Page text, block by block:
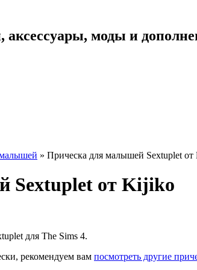
аксессуары, моды и
» Прическа для малышей Sextuplet
Sextuplet от Kijiko
для The Sims 4.
рекомендуем вам посмотреть другие